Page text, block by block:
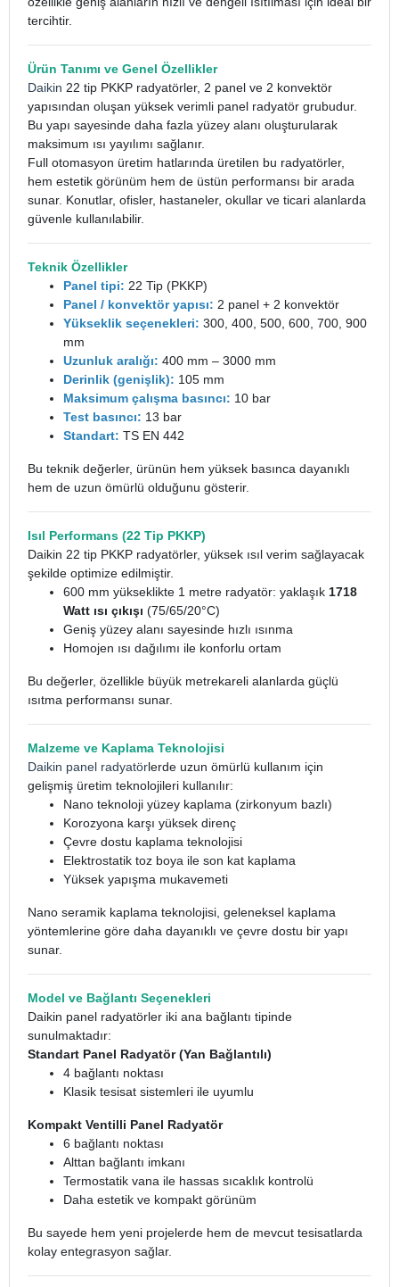
tercihtir.
Ürün Tanımı ve Genel Özellikler
Daikin 22 tip PKKP radyatörler, 2 panel ve 2 konvektör
yapısından oluşan yüksek verimli panel radyatör grubudur.
Bu yapı sayesinde daha fazla yüzey alanı oluşturularak
maksimum ısı yayılımı sağlanır.
Full otomasyon üretim hatlarında üretilen bu radyatörler,
hem estetik görünüm hem de üstün performansı bir arada
sunar. Konutlar, ofisler, hastaneler, okullar ve ticari alanlarda
güvenle kullanılabilir.
Teknik Özellikler
Panel tipi: 22 Tip (PKKP)
Panel / konvektör yapısı: 2 panel + 2 konvektör
Yükseklik seçenekleri: 300, 400, 500, 600, 700, 900
mm
Uzunluk aralığı: 400 mm – 3000 mm
Derinlik (genişlik): 105 mm
Maksimum çalışma basıncı: 10 bar
Test basıncı: 13 bar
Standart: TS EN 442
Bu teknik değerler, ürünün hem yüksek basınca dayanıklı
hem de uzun ömürlü olduğunu gösterir.
Isıl Performans (22 Tip PKKP)
Daikin 22 tip PKKP radyatörler, yüksek ısıl verim sağlayacak
şekilde optimize edilmiştir.
600 mm yükseklikte 1 metre radyatör: yaklaşık 1718
Watt ısı çıkışı (75/65/20°C)
Geniş yüzey alanı sayesinde hızlı ısınma
Homojen ısı dağılımı ile konforlu ortam
Bu değerler, özellikle büyük metrekareli alanlarda güçlü
ısıtma performansı sunar.
Malzeme ve Kaplama Teknolojisi
Daikin panel radyatörlerde uzun ömürlü kullanım için
gelişmiş üretim teknolojileri kullanılır:
Nano teknoloji yüzey kaplama (zirkonyum bazlı)
Korozyona karşı yüksek direnç
Çevre dostu kaplama teknolojisi
Elektrostatik toz boya ile son kat kaplama
Yüksek yapışma mukavemeti
Nano seramik kaplama teknolojisi, geleneksel kaplama
yöntemlerine göre daha dayanıklı ve çevre dostu bir yapı
sunar.
Model ve Bağlantı Seçenekleri
Daikin panel radyatörler iki ana bağlantı tipinde
sunulmaktadır:
Standart Panel Radyatör (Yan Bağlantılı)
4 bağlantı noktası
Klasik tesisat sistemleri ile uyumlu
Kompakt Ventilli Panel Radyatör
6 bağlantı noktası
Alttan bağlantı imkanı
Termostatik vana ile hassas sıcaklık kontrolü
Daha estetik ve kompakt görünüm
Bu sayede hem yeni projelerde hem de mevcut tesisatlarda
kolay entegrasyon sağlar.